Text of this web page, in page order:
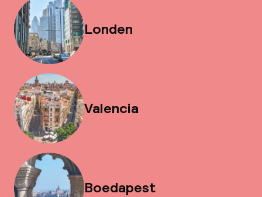
Londen
Valencia
Boedapest